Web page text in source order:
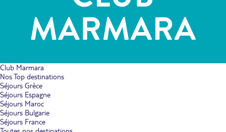
Club Marmara
Nos Top destinations
Séjours Grèce
Séjours Espagne
Séjours Maroc
Séjours Bulgarie
Séjours France